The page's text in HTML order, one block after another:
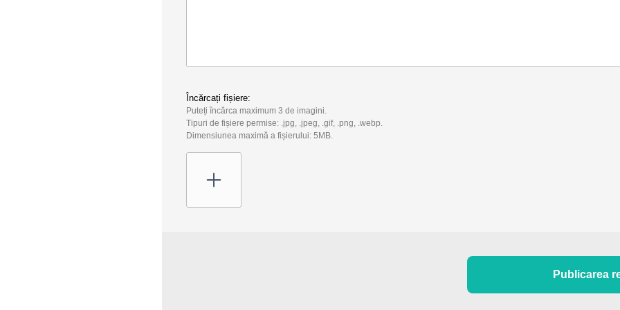
Încărcați fișiere:
Puteți încărca maximum 3 de imagini.
Tipuri de fișiere permise: .jpg, .jpeg, .gif, .png, .webp.
Dimensiunea maximă a fișierului: 5MB.
Publicarea